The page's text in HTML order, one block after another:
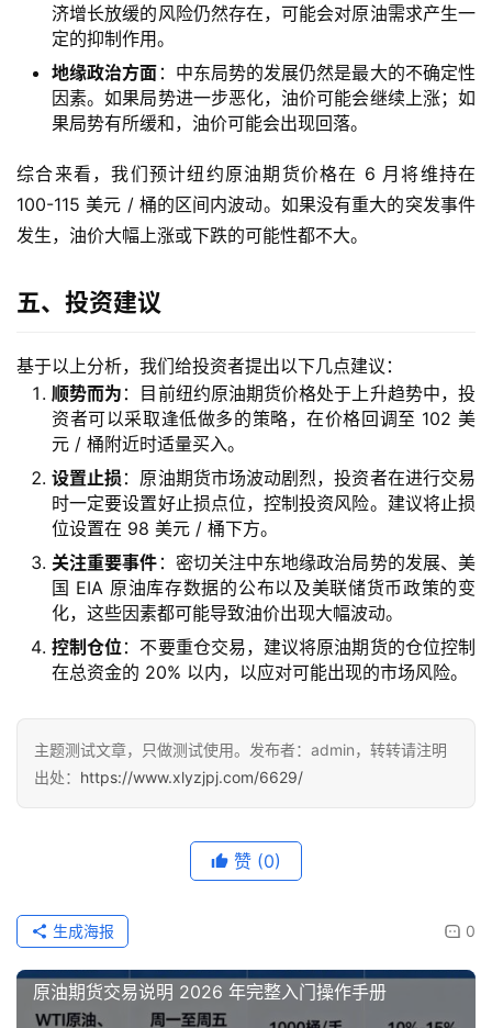
济增长放缓的风险仍然存在，可能会对原油需求产生一
定的抑制作用。
地缘政治方面 ：中东局势的发展仍然是最大的不确定性
因素。如果局势进一步恶化，油价可能会继续上涨；如
果局势有所缓和，油价可能会出现回落。
综合来看，我们预计纽约原油期货价格在 6 月将维持在
100-115 美元 / 桶的区间内波动。如果没有重大的突发事件
发生，油价大幅上涨或下跌的可能性都不大。
五、投资建议
基于以上分析，我们给投资者提出以下几点建议：
顺势而为 ：目前纽约原油期货价格处于上升趋势中，投
资者可以采取逢低做多的策略，在价格回调至 102 美
元 / 桶附近时适量买入。
设置止损 ：原油期货市场波动剧烈，投资者在进行交易
时一定要设置好止损点位，控制投资风险。建议将止损
位设置在 98 美元 / 桶下方。
关注重要事件 ：密切关注中东地缘政治局势的发展、美
国 EIA 原油库存数据的公布以及美联储货币政策的变
化，这些因素都可能导致油价出现大幅波动。
控制仓位 ：不要重仓交易，建议将原油期货的仓位控制
在总资金的 20% 以内，以应对可能出现的市场风险。
主题测试文章，只做测试使用。发布者：admin，转转请注明
出处： https://www.xlyzjpj.com/6629/
赞 (0)
0
生成海报
原油期货交易说明 2026 年完整入门操作手册